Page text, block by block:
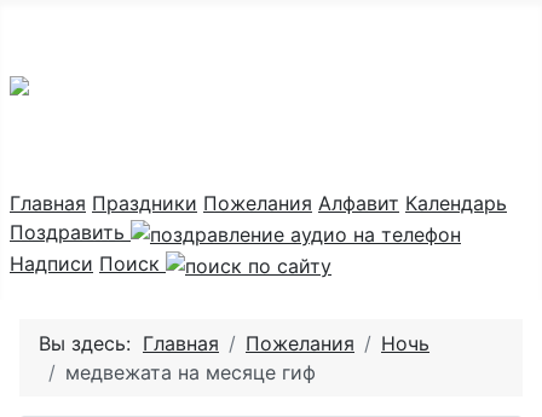
Главная Праздники Пожелания Алфавит Календарь
Поздравить
Надписи Поиск
Вы здесь: Главная Пожелания
Ночь
медвежата на месяце гиф